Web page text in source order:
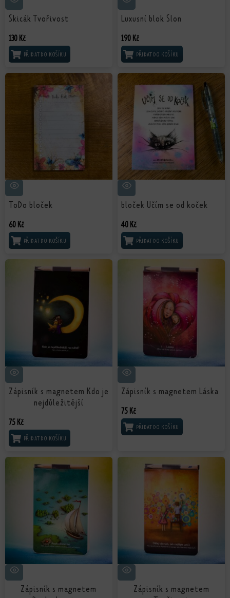
Skicák Tvořivost
130 Kč
PŘIDAT DO KOŠÍKU
Luxusní blok Slon
190 Kč
PŘIDAT DO KOŠÍKU
ToDo bloček
60 Kč
PŘIDAT DO KOŠÍKU
bloček Učím se od koček
40 Kč
PŘIDAT DO KOŠÍKU
Zápisník s magnetem Kdo je
nejdůležitější
75 Kč
PŘIDAT DO KOŠÍKU
Zápisník s magnetem Láska
75 Kč
PŘIDAT DO KOŠÍKU
Zápisník s magnetem
Zápisník s magnetem